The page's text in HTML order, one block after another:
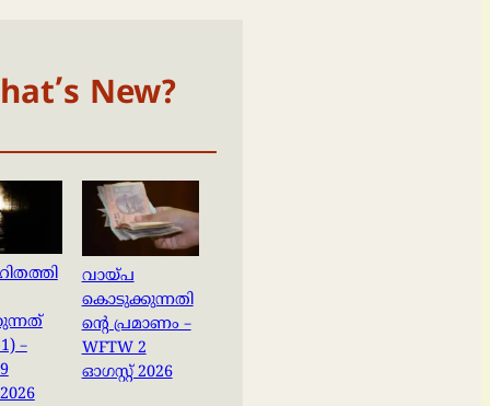
New?
–
വായ്പ
കൊടുക്കുന്നതി
ന്റെ പ്രമാണം –
WFTW 2
ഓഗസ്റ്റ് 2026